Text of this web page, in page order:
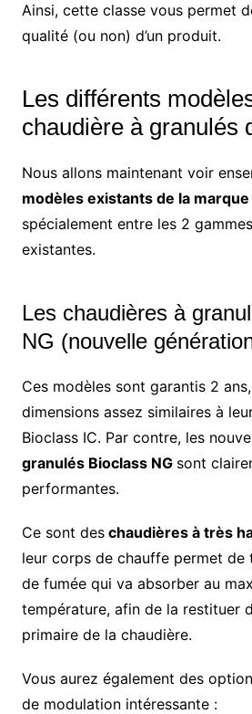
Ainsi, cette classe vous permet
qualité (ou non) d’un produit.
Les différents
chaudière à granulés
Nous allons maintenant voir
modèles existants de la
spécialement entre les 2
existantes.
Les chaudières à
NG (nouvelle
Ces modèles sont garantis 2
dimensions assez similaires à
Bioclass IC. Par contre, les
granulés Bioclass NG sont
performantes.
Ce sont deschaudières à très
leur corps de chauffe permet de
de fumée qui va absorber au
température, afin de la restituer
primaire de la chaudière.
Vous aurez également des
de modulation intéressante :